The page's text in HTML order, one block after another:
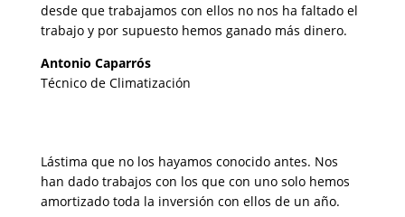
desde que trabajamos con ellos no nos ha faltado el
trabajo y por supuesto hemos ganado más dinero.
Antonio Caparrós
Técnico de Climatización
Lástima que no los hayamos conocido antes. Nos
han dado trabajos con los que con uno solo hemos
amortizado toda la inversión con ellos de un año.